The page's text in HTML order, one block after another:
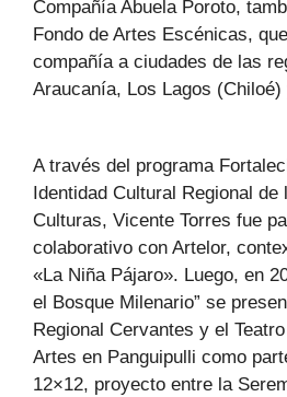
Compañía Abuela Poroto,
Fondo de Artes Escénicas,
compañía a ciudades de las
Araucanía, Los Lagos
A través del programa
Identidad Cultural Regional
Culturas, Vicente Torres fue
colaborativo con Artelor,
«La Niña Pájaro». Luego, en
el Bosque Milenario” se
Regional Cervantes y el
Artes en Panguipulli como
12×12, proyecto entre la